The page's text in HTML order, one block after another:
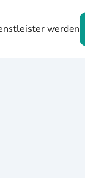
werden